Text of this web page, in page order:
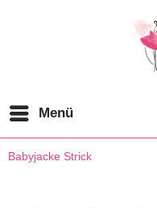
Menü
Babyjacke Strick